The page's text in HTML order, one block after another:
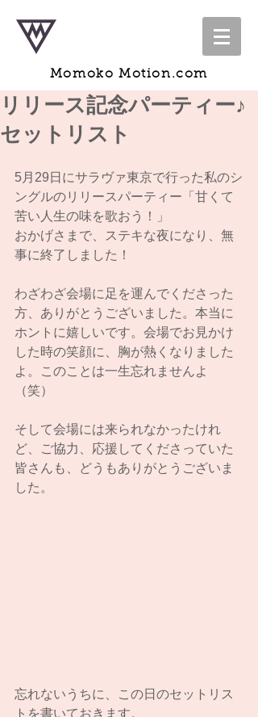
Momoko Motion.com
リリース記念パーティー♪
セットリスト
5月29日にサラヴァ東京で行った私のシ
ングルのリリースパーティー「甘くて
苦い人生の味を歌おう！」
おかげさまで、ステキな夜になり、無
事に終了しました！
わざわざ会場に足を運んでくださった
方、ありがとうございました。本当に
ホントに嬉しいです。会場でお見かけ
した時の笑顔に、胸が熱くなりました
よ。このことは一生忘れませんよ
（笑）
そして会場には来られなかったけれ
ど、ご協力、応援してくださっていた
皆さんも、どうもありがとうございま
した。
忘れないうちに、この日のセットリス
トを書いておきます。